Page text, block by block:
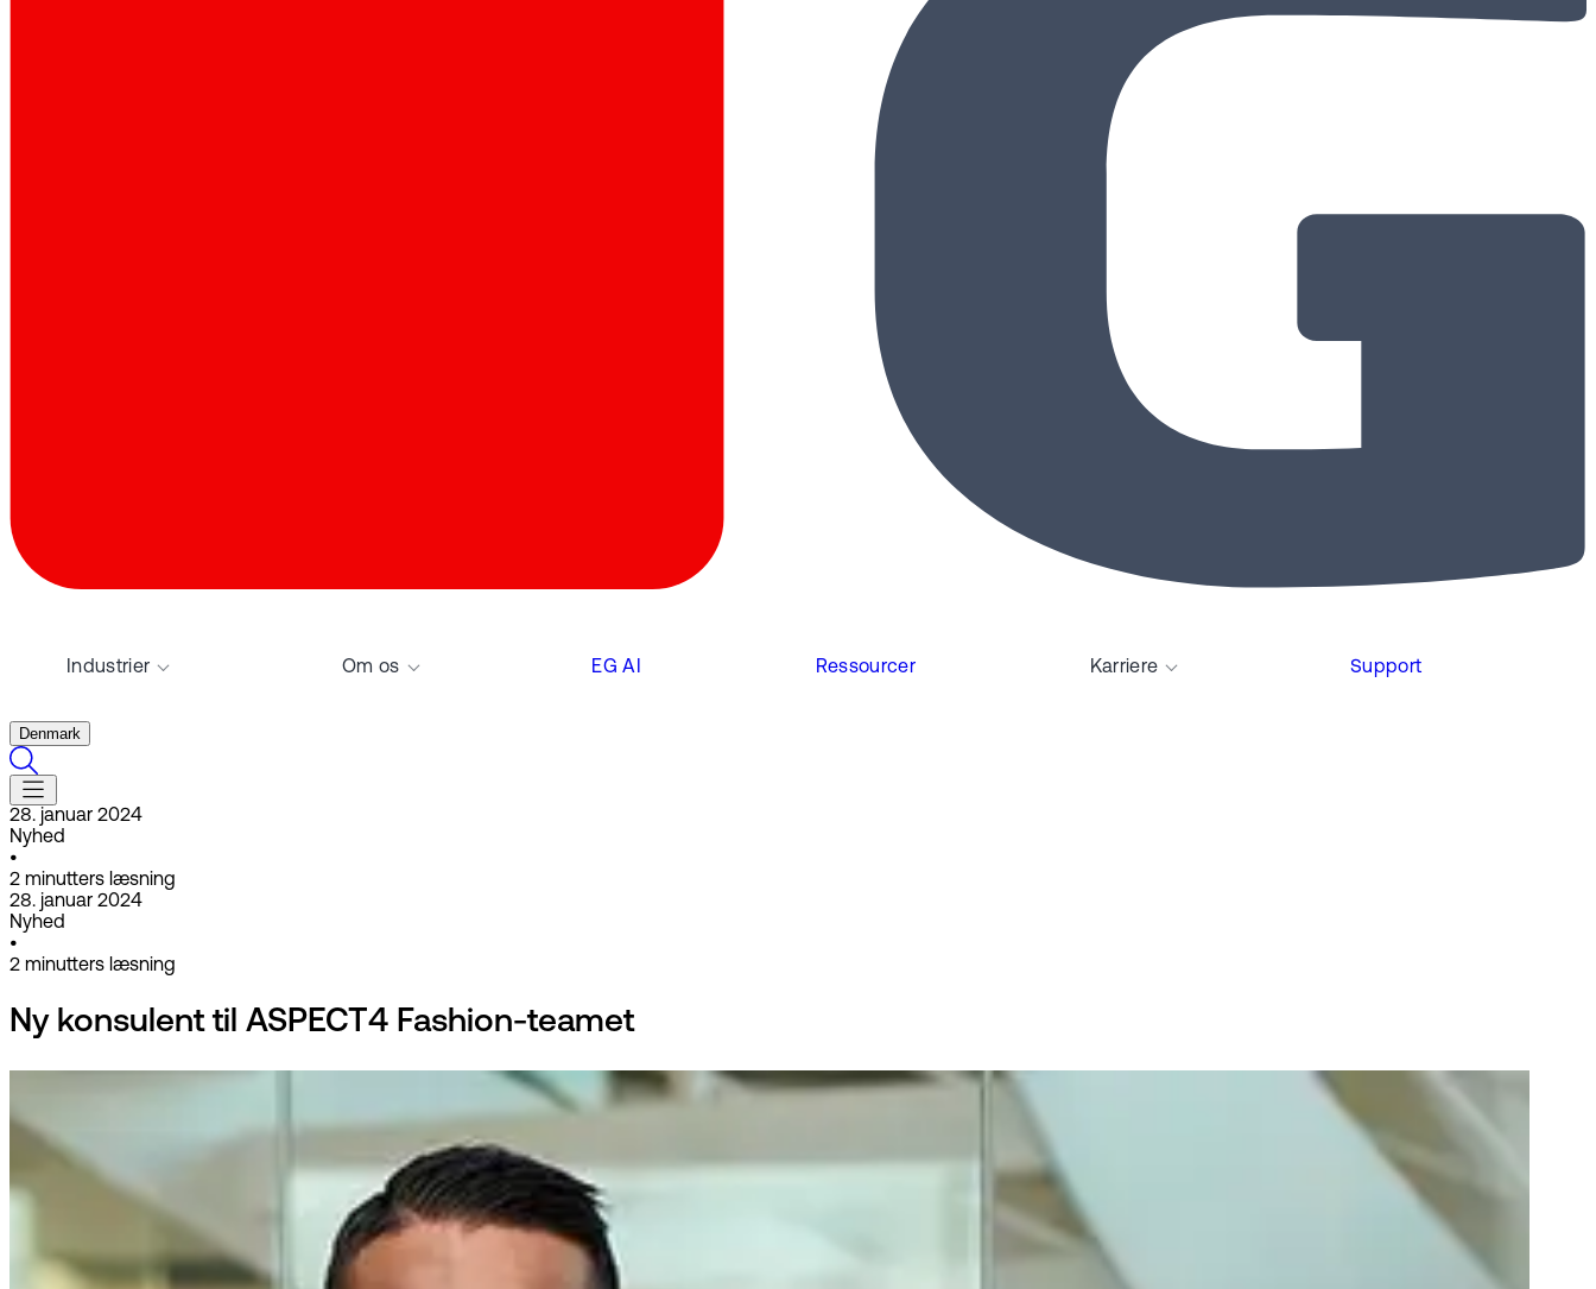
Industrier Om os EG AI Ressourcer Karriere Support
Denmark
28. januar 2024
Nyhed
•
2 minutters læsning
28. januar 2024
Nyhed
•
2 minutters læsning
Ny konsulent til ASPECT4 Fashion-teamet